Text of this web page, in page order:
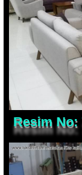
Resim No: